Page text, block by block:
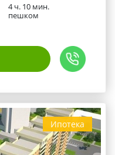
4 ч. 10 мин.
пешком
Ипотека